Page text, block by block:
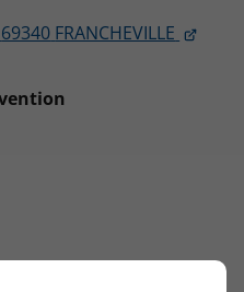
69340 FRANCHEVILLE